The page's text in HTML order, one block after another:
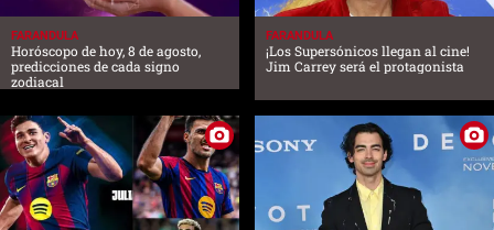
FARANDULA
Horóscopo de hoy, 8 de agosto,
predicciones de cada signo
zodiacal
FARANDULA
¡Los Supersónicos llegan al cine!
Jim Carrey será el protagonista